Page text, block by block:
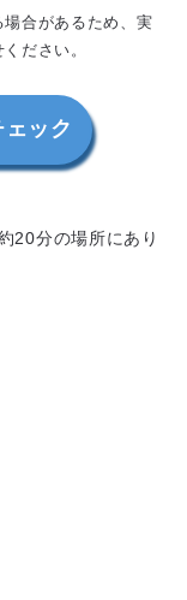
合があるため、実
ださい。
ック
20分の場所にあり